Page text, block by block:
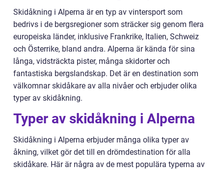
Skidåkning i Alperna är en typ av vintersport som
bedrivs i de bergsregioner som sträcker sig genom flera
europeiska länder, inklusive Frankrike, Italien, Schweiz
och Österrike, bland andra. Alperna är kända för sina
långa, vidsträckta pister, många skidorter och
fantastiska bergslandskap. Det är en destination som
välkomnar skidåkare av alla nivåer och erbjuder olika
typer av skidåkning.
Typer av skidåkning i Alperna
Skidåkning i Alperna erbjuder många olika typer av
åkning, vilket gör det till en drömdestination för alla
skidåkare. Här är några av de mest populära typerna av